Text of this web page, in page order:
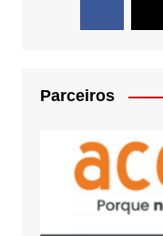
Parceiros